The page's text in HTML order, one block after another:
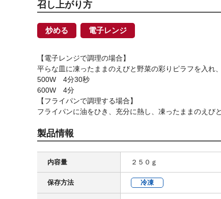
召し上がり方
炒める 電子レンジ
【電子レンジで調理の場合】
平らな皿に凍ったままのえびと野菜の彩りピラフを入れ
500W 4分30秒
600W 4分
【フライパンで調理する場合】
フライパンに油をひき、充分に熱し、凍ったままのえび
製品情報
内容量 ２５０ｇ
保存方法 冷凍